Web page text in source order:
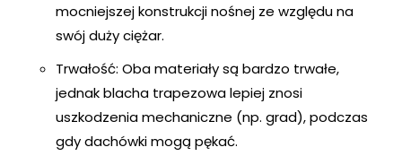
mocniejszej konstrukcji nośnej ze względu na
swój duży ciężar.
Trwałość: Oba materiały są bardzo trwałe,
jednak blacha trapezowa lepiej znosi
uszkodzenia mechaniczne (np. grad), podczas
gdy dachówki mogą pękać.